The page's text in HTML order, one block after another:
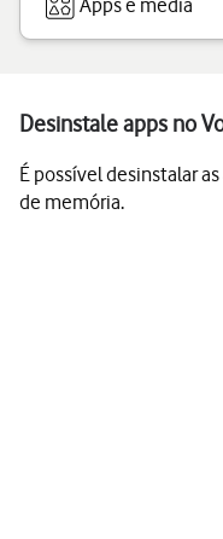
Apps e media
Desinstale apps no
É possível desinstalar
de memória.